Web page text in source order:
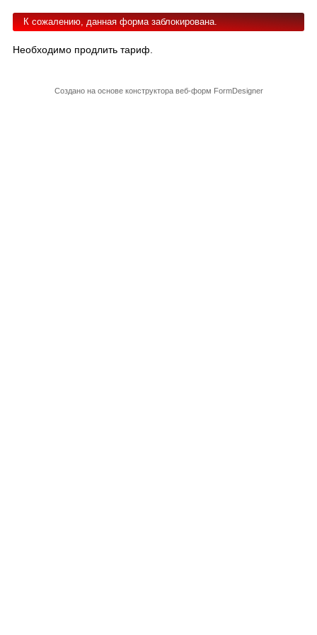
К сожалению, данная форма заблокирована.
Необходимо продлить тариф.
Создано на основе конструктора веб-форм FormDesigner